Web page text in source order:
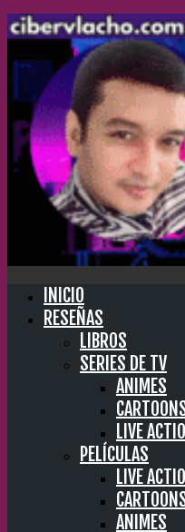
INICIO
RESEÑAS
LIBROS
SERIES DE TV
ANIMES
LIVE
PELÍCULAS
LIVE
ANIMES